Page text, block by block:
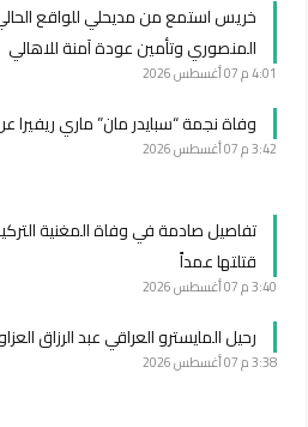
خريس استمع من مديحلي للواقع
المنصوري وتأمين عودة آمنة للاهالي
4:01 م 07 أغسطس 2026
وفاة نجمة “سبايدر مان” ماري ريفيرا عن 82
3:42 م 07 أغسطس 2026
قتلتها عمداً
3:40 م 07 أغسطس 2026
رحيل المايسترو العراقي عبد الرزاق
3:38 م 07 أغسطس 2026